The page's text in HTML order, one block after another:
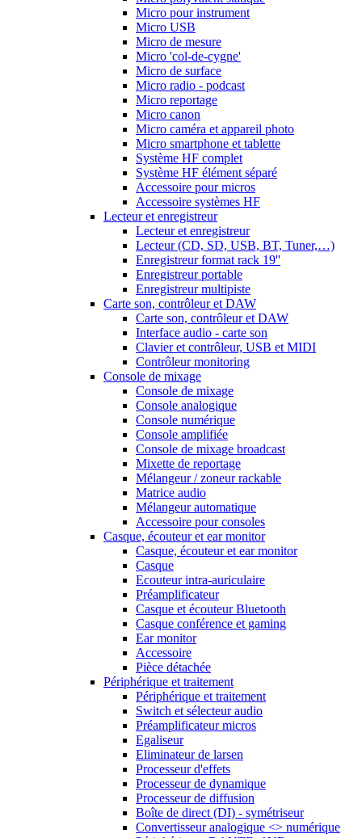
Micro pour instrument
Micro USB
Micro de mesure
Micro 'col-de-cygne'
Micro de surface
Micro radio - podcast
Micro reportage
Micro canon
Micro caméra et appareil photo
Micro smartphone et tablette
Système HF complet
Système HF élément séparé
Accessoire pour micros
Accessoire systèmes HF
Lecteur et enregistreur
Lecteur et enregistreur
Lecteur (CD, SD, USB, BT, Tuner,…)
Enregistreur format rack 19''
Enregistreur portable
Enregistreur multipiste
Carte son, contrôleur et DAW
Carte son, contrôleur et DAW
Interface audio - carte son
Clavier et contrôleur, USB et MIDI
Contrôleur monitoring
Console de mixage
Console de mixage
Console analogique
Console numérique
Console amplifiée
Console de mixage broadcast
Mixette de reportage
Mélangeur / zoneur rackable
Matrice audio
Mélangeur automatique
Accessoire pour consoles
Casque, écouteur et ear monitor
Casque, écouteur et ear monitor
Casque
Ecouteur intra-auriculaire
Préamplificateur
Casque et écouteur Bluetooth
Casque conférence et gaming
Ear monitor
Accessoire
Pièce détachée
Périphérique et traitement
Périphérique et traitement
Switch et sélecteur audio
Préamplificateur micros
Egaliseur
Eliminateur de larsen
Processeur d'effets
Processeur de dynamique
Processeur de diffusion
Boîte de direct (DI) - symétriseur
Convertisseur analogique <> numérique